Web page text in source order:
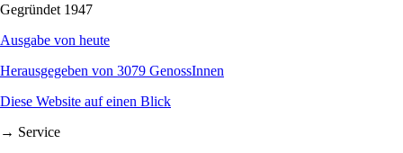
Gegründet 1947
Ausgabe von heute
Herausgegeben von 3079 GenossInnen
Diese Website auf einen Blick
→ Service